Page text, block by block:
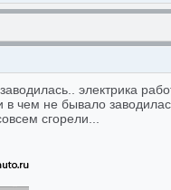
электрика
в чем не бывало
сгорели...